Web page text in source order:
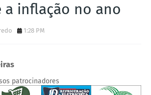
a inflação no ano
1:28 PM
patrocinadores